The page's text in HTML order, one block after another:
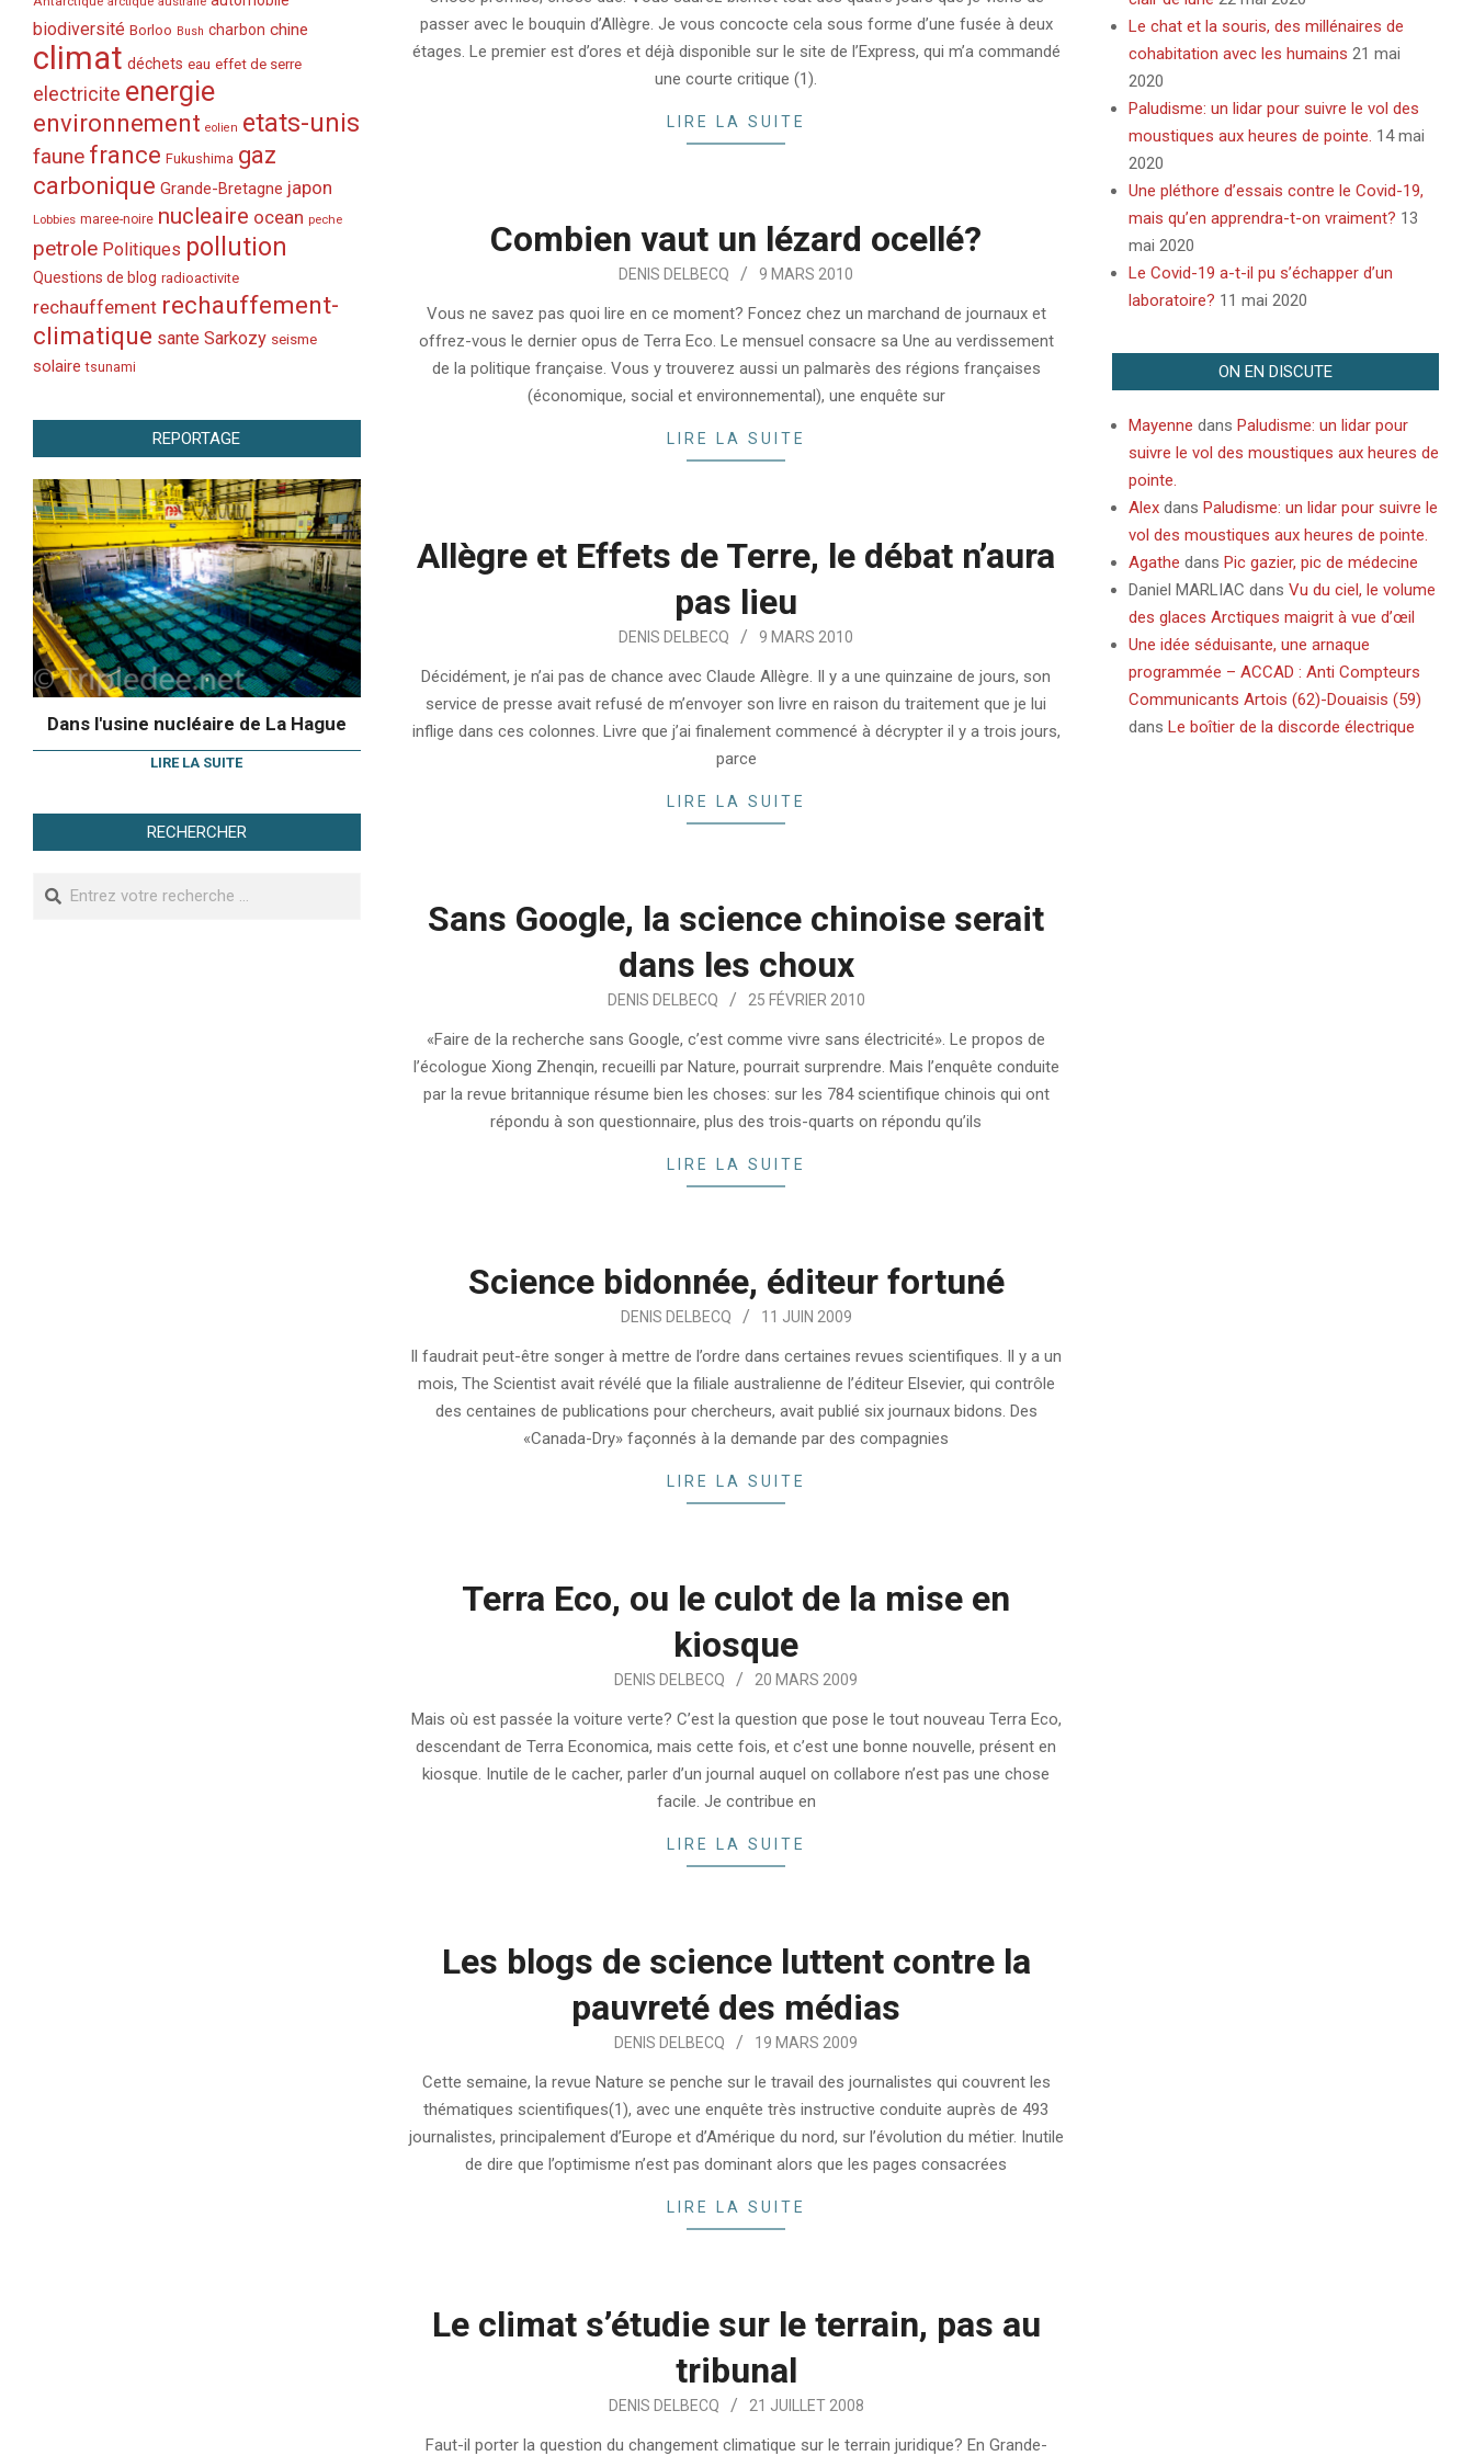
passer avec le bouquin d’Allègre. Je vous concocte cela sous forme d’une fusée à deux
étages. Le premier est d’ores et déjà disponible sur le site de l’Express, qui m’a commandé
une courte critique (1).
LIRE LA SUITE
Combien vaut un lézard ocellé?
DENIS DELBECQ 9 MARS 2010
Vous ne savez pas quoi lire en ce moment? Foncez chez un marchand de journaux et
offrez-vous le dernier opus de Terra Eco. Le mensuel consacre sa Une au verdissement
de la politique française. Vous y trouverez aussi un palmarès des régions françaises
(économique, social et environnemental), une enquête sur
LIRE LA SUITE
Allègre et Effets de Terre, le débat n’aura
pas lieu
DENIS DELBECQ 9 MARS 2010
Décidément, je n’ai pas de chance avec Claude Allègre. Il y a une quinzaine de jours, son
service de presse avait refusé de m’envoyer son livre en raison du traitement que je lui
inflige dans ces colonnes. Livre que j’ai finalement commencé à décrypter il y a trois jours,
parce
LIRE LA SUITE
Sans Google, la science chinoise serait
dans les choux
DENIS DELBECQ 25 FÉVRIER 2010
«Faire de la recherche sans Google, c’est comme vivre sans électricité». Le propos de
l’écologue Xiong Zhenqin, recueilli par Nature, pourrait surprendre. Mais l’enquête conduite
par la revue britannique résume bien les choses: sur les 784 scientifique chinois qui ont
répondu à son questionnaire, plus des trois-quarts on répondu qu’ils
LIRE LA SUITE
Science bidonnée, éditeur fortuné
DENIS DELBECQ 11 JUIN 2009
Il faudrait peut-être songer à mettre de l’ordre dans certaines revues scientifiques. Il y a un
mois, The Scientist avait révélé que la filiale australienne de l’éditeur Elsevier, qui contrôle
des centaines de publications pour chercheurs, avait publié six journaux bidons. Des
«Canada-Dry» façonnés à la demande par des compagnies
LIRE LA SUITE
Terra Eco, ou le culot de la mise en
kiosque
DENIS DELBECQ 20 MARS 2009
Mais où est passée la voiture verte? C’est la question que pose le tout nouveau Terra Eco,
descendant de Terra Economica, mais cette fois, et c’est une bonne nouvelle, présent en
kiosque. Inutile de le cacher, parler d’un journal auquel on collabore n’est pas une chose
facile. Je contribue en
LIRE LA SUITE
Les blogs de science luttent contre la
pauvreté des médias
DENIS DELBECQ 19 MARS 2009
Cette semaine, la revue Nature se penche sur le travail des journalistes qui couvrent les
thématiques scientifiques(1), avec une enquête très instructive conduite auprès de 493
journalistes, principalement d’Europe et d’Amérique du nord, sur l’évolution du métier. Inutile
de dire que l’optimisme n’est pas dominant alors que les pages consacrées
LIRE LA SUITE
Le climat s’étudie sur le terrain, pas au
tribunal
DENIS DELBECQ 21 JUILLET 2008
Faut-il porter la question du changement climatique sur le terrain juridique? En Grande-
biodiversité Borloo Bush charbon chine
climat déchets eau effet de serre
electricite energie
environnement eolien etats-unis
faune france Fukushima gaz
carbonique Grande-Bretagne japon
Lobbies maree-noire nucleaire ocean peche
petrole Politiques pollution
Questions de blog radioactivite
rechauffement rechauffement-
climatique sante Sarkozy seisme
solaire tsunami
REPORTAGE
Dans l'usine nucléaire de La Hague
LIRE LA SUITE
RECHERCHER
Le chat et la souris, des millénaires de
cohabitation avec les humains 21 mai
2020
Paludisme: un lidar pour suivre le vol des
moustiques aux heures de pointe. 14 mai
2020
Une pléthore d’essais contre le Covid-19,
mais qu’en apprendra-t-on vraiment? 13
mai 2020
Le Covid-19 a-t-il pu s’échapper d’un
laboratoire? 11 mai 2020
ON EN DISCUTE
Mayenne dans Paludisme: un lidar pour
suivre le vol des moustiques aux heures de
pointe.
Alexdans Paludisme: un lidar pour suivre le
vol des moustiques aux heures de pointe.
Agathe dans Pic gazier, pic de médecine
Daniel MARLIAC dans Vu du ciel, le volume
des glaces Arctiques maigrit à vue d’œil
Une idée séduisante, une arnaque
programmée – ACCAD : Anti Compteurs
Communicants Artois (62)-Douaisis (59)
dans Le boîtier de la discorde électrique